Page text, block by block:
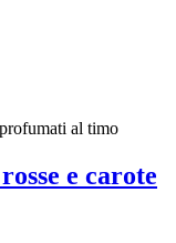
e carote